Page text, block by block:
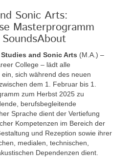
Sonic Arts:
Masterprogramm
and Sonic Arts (M.A.) –
College – lädt alle
sich während des neuen
dem 1. Februar bis 1.
zum Herbst 2025 zu
berufsbegleitende
Sprache dient der Vertiefung
Kompetenzen im Bereich der
und Rezeption sowie ihrer
medialen, technischen,
Dependenzen dient.